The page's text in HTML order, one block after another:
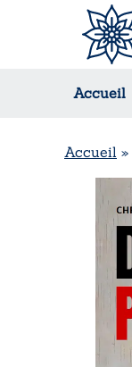
Accueil
Accueil »